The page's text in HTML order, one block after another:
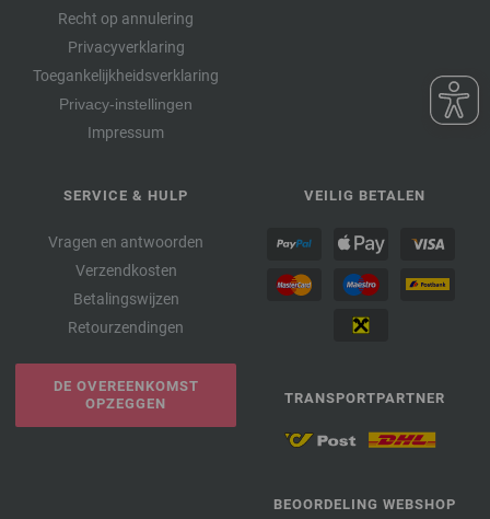
Recht op annulering
Privacyverklaring
Toegankelijkheidsverklaring
Privacy-instellingen
Impressum
SERVICE & HULP
Vragen en antwoorden
Verzendkosten
Betalingswijzen
Retourzendingen
DE OVEREENKOMST
OPZEGGEN
VEILIG BETALEN
TRANSPORTPARTNER
BEOORDELING WEBSHOP